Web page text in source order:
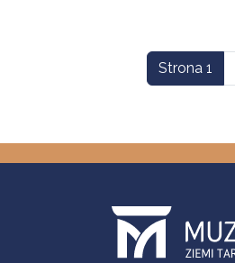
Strona 1